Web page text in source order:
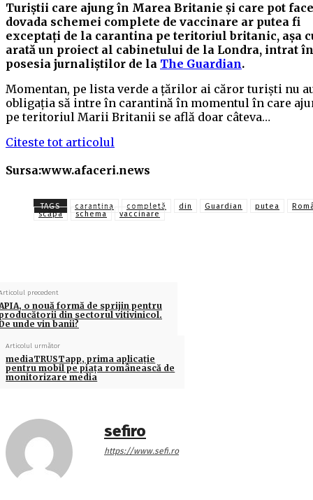
Turiștii care ajung în Marea Britanie și care pot face
dovada schemei complete de vaccinare ar putea fi
exceptați de la carantina pe teritoriul britanic, așa
arată un proiect al cabinetului de la Londra, intrat în
posesia jurnaliștilor de la The Guardian.
Momentan, pe lista verde a țărilor ai căror turiști nu
obligația să intre în carantină în momentul în care
pe teritoriul Marii Britanii se află doar câteva…
Citeste tot articolul
Sursa:www.afaceri.news
TAGS carantina completă din Guardian putea
scăpa
schema vaccinare
precedent
o nouă formă de sprijin pentru
din sectorul vitivinicol.
unde vin banii?
Articolul următor
mediaTRUSTapp, prima aplicaţie
pentru mobil pe piaţa românească de
monitorizare media
sefiro
https://www.sefi.ro